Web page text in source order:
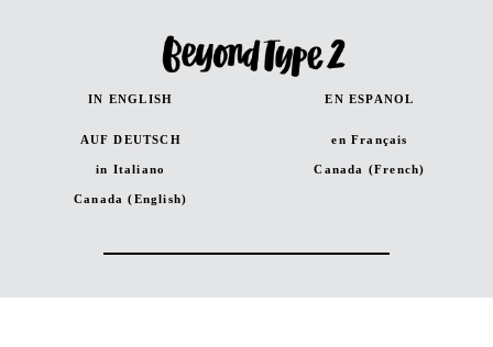
IN ENGLISH EN ESPANOL
AUF DEUTSCH en Français
in Italiano Canada (French)
Canada (English)